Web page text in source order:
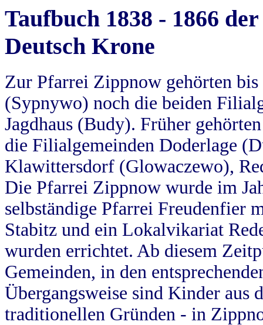
Taufbuch 1838 - 1866
Deutsch Krone
Zur Pfarrei Zippnow gehörten
(Sypnywo) noch die beiden
Jagdhaus (Budy). Früher
die Filialgemeinden Doderlage
Klawittersdorf (Glowaczewo),
Die Pfarrei Zippnow wurde im
selbständige Pfarrei Freudenfier
Stabitz und ein Lokalvikariat
wurden errichtet. Ab diesem
Gemeinden, in den
Übergangsweise sind Kinder aus
traditionellen Gründen - in